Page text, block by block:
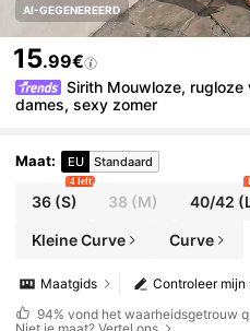
AI-GEGENEREERD
15.99€
Sirith Mouwloze,
dames, sexy zomer
Maat: EU Standaard
36(S)
4 left
38 (M) 40/42
Kleine Curve Curve
Controleer mijn
Maatgids
94% vond het waarheidsgetrouw